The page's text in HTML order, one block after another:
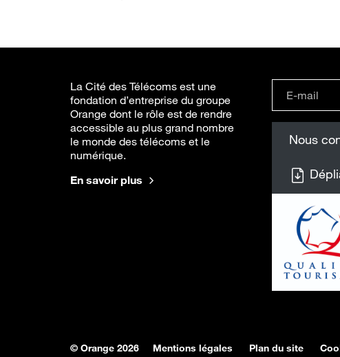
La Cité des Télécoms est une
fondation d’entreprise du groupe
Orange dont le rôle est de rendre
accessible au plus grand nombre
le monde des télécoms et le
numérique.
En savoir plus
Nous
© Orange 2026 Mentions légales Plan du site